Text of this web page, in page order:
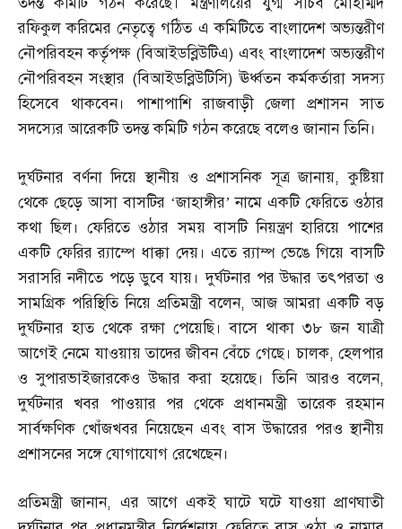
রফিকুল করিমের নেতৃত্বে গঠিত এ কমিটিতে বাংলাদেশ অভ্যন্তরীণ
নৌপরিবহন কর্তৃপক্ষ (বিআইডব্লিউটিএ) এবং বাংলাদেশ অভ্যন্তরীণ
নৌপরিবহন সংস্থার (বিআইডব্লিউটিসি)ঊর্ধ্বতন কর্মকর্তারা সদস্য
হিসেবে থাকবেন। পাশাপাশি রাজবাড়ী জেলা প্রশাসন সাত
সদস্যের আরেকটি তদন্ত কমিটি গঠন করেছে বলেও জানান তিনি।
দুর্ঘটনার বর্ণনা দিয়ে স্থানীয় ও প্রশাসনিক সূত্র জানায়,কুষ্টিয়া
থেকে ছেড়ে আসা বাসটির ‘জাহাঙ্গীর’ নামে একটি ফেরিতে ওঠার
কথা ছিল। ফেরিতে ওঠার সময় বাসটি নিয়ন্ত্রণ হারিয়ে পাশের
একটি ফেরির র‌্যাম্পে ধাক্কা দেয়। এতে র‌্যাম্প ভেঙে গিয়ে বাসটি
সরাসরি নদীতে পড়ে ডুবে যায়। দুর্ঘটনার পর উদ্ধার তৎপরতা ও
সামগ্রিক পরিস্থিতি নিয়ে প্রতিমন্ত্রী বলেন,আজ আমরা একটি বড়
দুর্ঘটনার হাত থেকে রক্ষা পেয়েছি। বাসে থাকা ৩৮ জন যাত্রী
আগেই নেমে যাওয়ায় তাদের জীবন বেঁচে গেছে। চালক, হেলপার
ও সুপারভাইজারকেও উদ্ধার করা হয়েছে। তিনি আরও বলেন,
দুর্ঘটনার খবর পাওয়ার পর থেকে প্রধানমন্ত্রী তারেক রহমান
সার্বক্ষণিক খোঁজখবর নিয়েছেন এবং বাস উদ্ধারের পরও স্থানীয়
প্রশাসনের সঙ্গে যোগাযোগ রেখেছেন।
প্রতিমন্ত্রী জানান, এর আগে একই ঘাটে ঘটে যাওয়া প্রাণঘাতী